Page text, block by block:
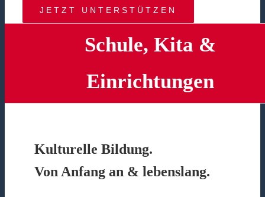
JETZT UNTERSTÜTZEN
Schule, Kita &
Einrichtungen
Kulturelle Bildung.
Von Anfang an & lebenslang.